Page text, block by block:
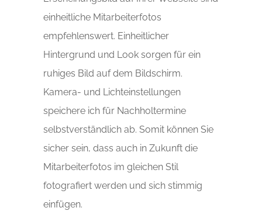
einheitliche Mitarbeiterfotos
empfehlenswert. Einheitlicher
Hintergrund und Look sorgen für ein
ruhiges Bild auf dem Bildschirm.
Kamera- und Lichteinstellungen
speichere ich für Nachholtermine
selbstverständlich ab. Somit können Sie
sicher sein, dass auch in Zukunft die
Mitarbeiterfotos im gleichen Stil
fotografiert werden und sich stimmig
einfügen.